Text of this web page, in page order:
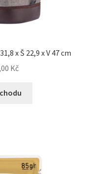
x Š 22,9 x V 47 cm
Kč